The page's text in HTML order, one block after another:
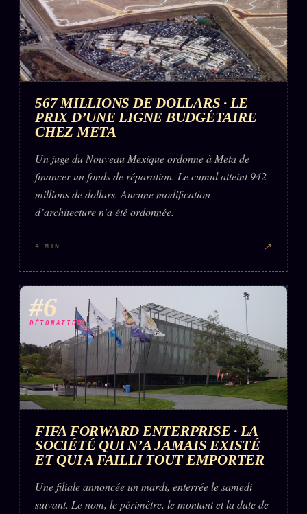
567 MILLIONS DE DOLLARS · LE
PRIX D’UNE LIGNE BUDGÉTAIRE
CHEZ META
Un juge du Nouveau Mexique ordonne à Meta de
financer un fonds de réparation. Le cumul atteint 942
millions de dollars. Aucune modification
d’architecture n’a été ordonnée.
4 MIN ↗
#6
DÉTONATION
FIFA FORWARD ENTERPRISE · LA
SOCIÉTÉ QUI N’A JAMAIS EXISTÉ
ET QUI A FAILLI TOUT EMPORTER
Une filiale annoncée un mardi, enterrée le samedi
suivant. Le nom, le périmètre, le montant et la date de